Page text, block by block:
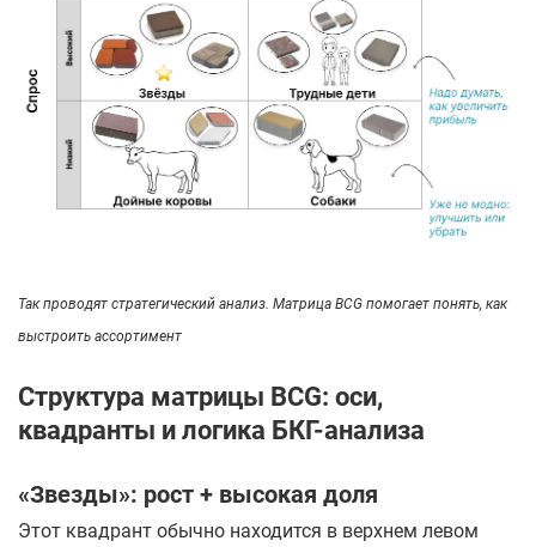
Так проводят стратегический анализ. Матрица BCG помогает понять, как
выстроить ассортимент
Структура матрицы BCG: оси,
квадранты и логика БКГ-анализа
«Звезды»: рост + высокая доля
Этот квадрант обычно находится в верхнем левом